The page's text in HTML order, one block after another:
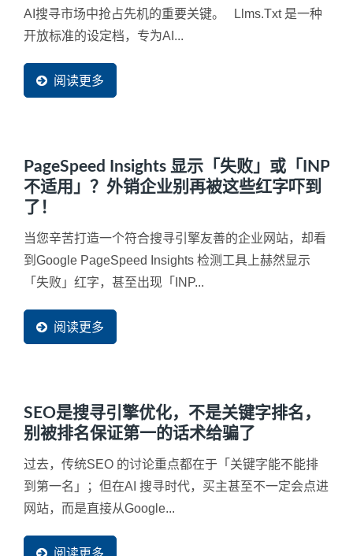
AI搜寻市场中抢占先机的重要关键。 Llms.txt 是一种
开放标准的设定档，专为AI...
阅读更多
PageSpeed Insights 显示「失败」或「INP
不适用」？外销企业别再被这些红字吓到
了！
当您辛苦打造一个符合搜寻引擎友善的企业网站，却看
到Google PageSpeed Insights 检测工具上赫然显示
「失败」红字，甚至出现「INP...
阅读更多
SEO是搜寻引擎优化，不是关键字排名，
别被排名保证第一的话术给骗了
过去，传统SEO 的讨论重点都在于「关键字能不能排
到第一名」；但在AI 搜寻时代，买主甚至不一定会点进
网站，而是直接从Google...
阅读更多